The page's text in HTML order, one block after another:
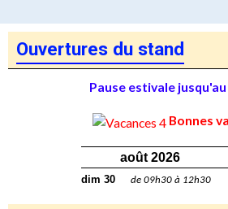
Ouvertures du stand
Pause estivale
Bonnes
août 2026
dim 30 de 09h30 à 12h30